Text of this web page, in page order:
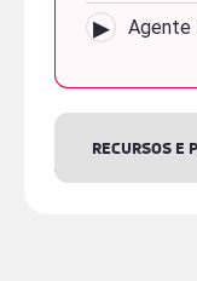
▸ Agente
RECURSOS E
▸